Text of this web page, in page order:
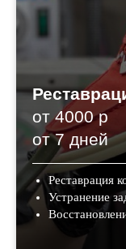
от 4000 р
от 7 дней
Реставрация
Устранение